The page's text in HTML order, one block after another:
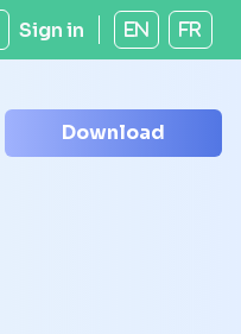
Sign in EN FR
Download